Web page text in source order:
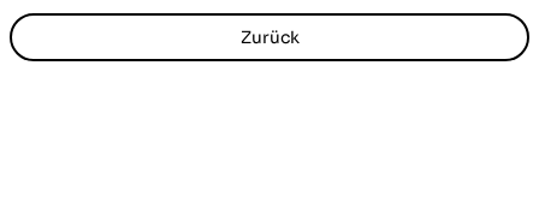
Zurück